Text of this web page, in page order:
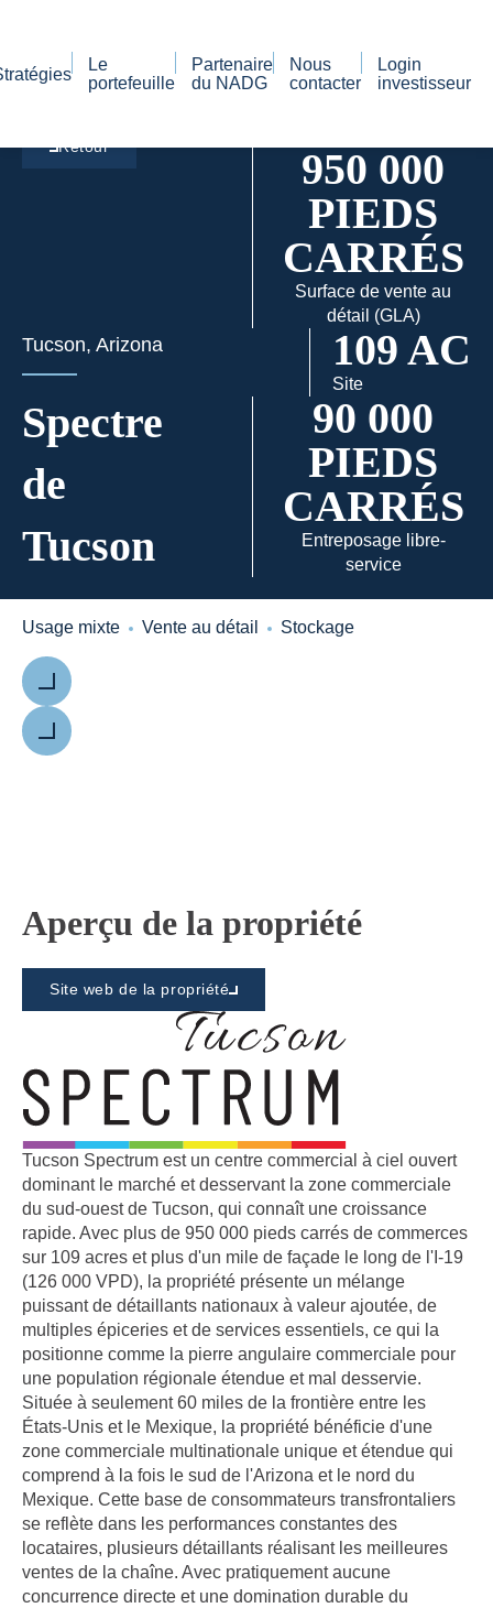
Le
portefeuille
Partenaire
du NADG
Nous
contacter
Login
investisseur
Retour
Tucson, Arizona
Spectre
de
Tucson
950 000
PIEDS
CARRÉS
Surface de vente au
détail (GLA)
109 AC
Site
90 000
PIEDS
CARRÉS
Entreposage libre-
service
Usage mixte Vente au détail Stockage
Précédent
Suivant
Aperçu de la propriété
Site web de la propriété
Tucson Spectrum est un centre commercial à ciel ouvert
dominant le marché et desservant la zone commerciale
du sud-ouest de Tucson, qui connaît une croissance
rapide. Avec plus de 950 000 pieds carrés de commerces
sur 109 acres et plus d'un mile de façade le long de l'I-19
(126 000 VPD), la propriété présente un mélange
puissant de détaillants nationaux à valeur ajoutée, de
multiples épiceries et de services essentiels, ce qui la
positionne comme la pierre angulaire commerciale pour
une population régionale étendue et mal desservie.
Située à seulement 60 miles de la frontière entre les
États-Unis et le Mexique, la propriété bénéficie d'une
zone commerciale multinationale unique et étendue qui
comprend à la fois le sud de l'Arizona et le nord du
Mexique. Cette base de consommateurs transfrontaliers
se reflète dans les performances constantes des
locataires, plusieurs détaillants réalisant les meilleures
ventes de la chaîne. Avec pratiquement aucune
concurrence directe et une domination durable du